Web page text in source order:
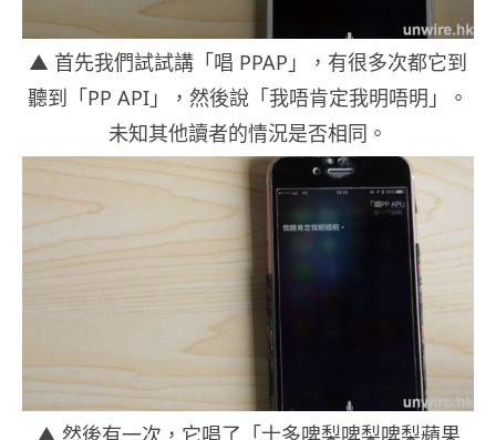
▲ 首先我們試試講「唱 PPAP」，有很多次都它到
聽到「PP API」，然後說「我唔肯定我明唔明」。
未知其他讀者的情況是否相同。
▲ 然後有一次，它唱了「士多啤梨啤梨啤梨蘋果